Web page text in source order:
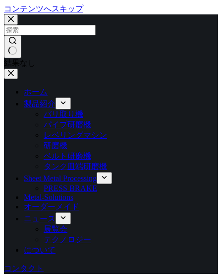
コンテンツへスキップ
結果なし
ホーム
製品紹介
バリ取り機
パイプ研磨機
レベリングマシン
研磨機
ベルト研磨機
タンク皿端研磨機
Sheet Metal Processing
PRESS BRAKE
Metal-Solutions
オーダーメイド
ニュース
展覧会
テクノロジー
について
コンタクト